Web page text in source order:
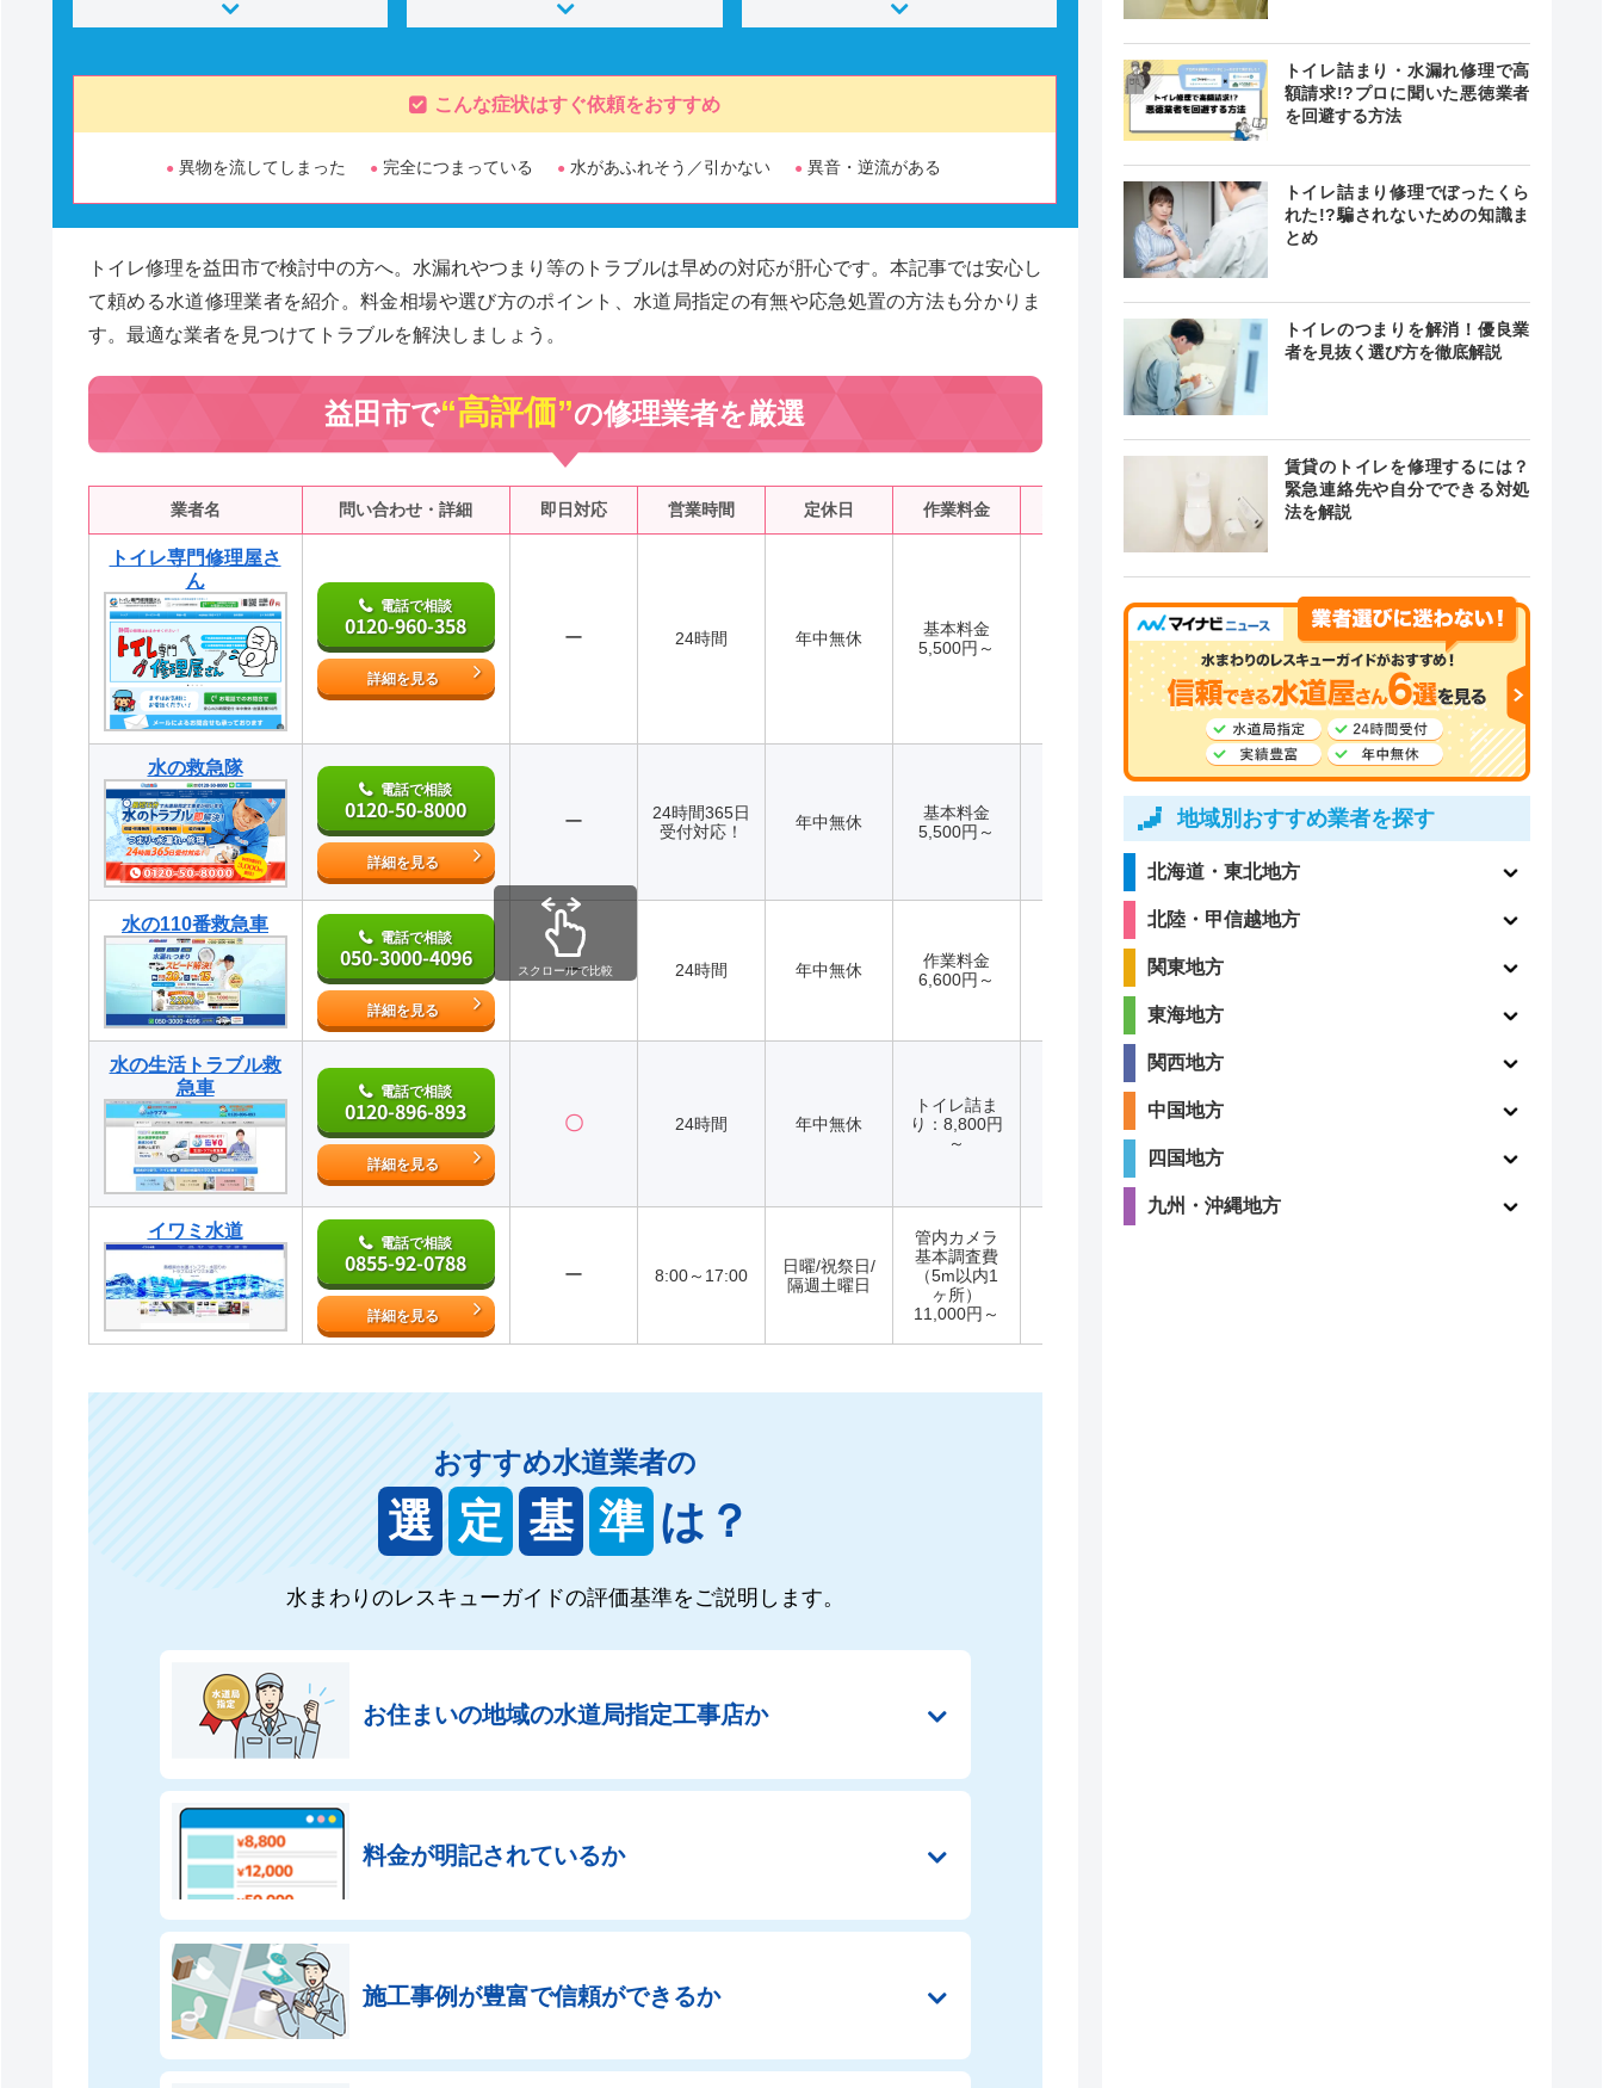
こんな症状はすぐ依頼をおすすめ
異物を流してしまった 完全につまっている 水があふれそう／引かない 異音・逆流がある
トイレ修理を益田市で検討中の方へ。水漏れやつまり等のトラブルは早めの対応が肝心です。本記事では安心し
て頼める水道修理業者を紹介。料金相場や選び方のポイント、水道局指定の有無や応急処置の方法も分かりま
す。最適な業者を見つけてトラブルを解決しましょう。
益田市で“高評価”の修理業者を厳選
業者名 問い合わせ・詳細 即日対応 営業時間 定休日 作業料金 クチコミ
トイレ専門修理屋さ
ん
電話で相談
0120-960-358
詳細を見る
ー 24時間 年中無休
基本料金
5,500円～
3.5
（13件）
水の救急隊
電話で相談
0120-50-8000
詳細を見る
ー
24時間365日
受付対応！
年中無休
基本料金
5,500円～
4.4
（99件）
水の110番救急車
電話で相談
050-3000-4096
詳細を見る
ー 24時間 年中無休
作業料金
6,600円～
ー
水の生活トラブル救
急車
電話で相談
0120-896-893
詳細を見る
〇 24時間 年中無休
トイレ詰ま
り：8,800円
～
ー
イワミ水道
電話で相談
0855-92-0788
詳細を見る
ー 8:00～17:00
日曜/祝祭日/
隔週土曜日
管内カメラ
基本調査費
（5m以内1
ヶ所）
11,000円～
スクロールで比較
おすすめ水道業者の
選 定 基 準 は？
水まわりのレスキューガイドの評価基準をご説明します。
お住まいの地域の水道局指定工事店か
料金が明記されているか
施工事例が豊富で信頼ができるか
トイレ詰まり・水漏れ修理で高
額請求!?プロに聞いた悪徳業者
を回避する方法
トイレ詰まり修理でぼったくら
れた!?騙されないための知識ま
とめ
トイレのつまりを解消！優良業
者を見抜く選び方を徹底解説
賃貸のトイレを修理するには？
緊急連絡先や自分でできる対処
法を解説
地域別おすすめ業者を探す
北海道・東北地方
北陸・甲信越地方
関東地方
東海地方
関西地方
中国地方
四国地方
九州・沖縄地方